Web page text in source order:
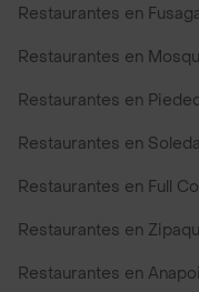
Restaurantes en
Restaurantes en
Restaurantes en
Restaurantes en
Restaurantes en Full
Restaurantes en
Restaurantes en